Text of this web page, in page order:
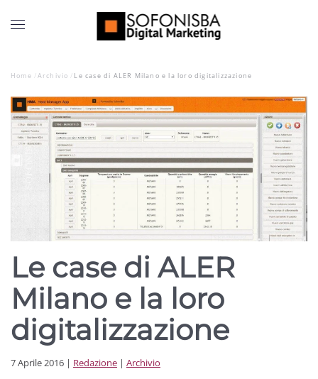
Home Archivio Le case di ALER Milano e la loro digitalizzazione
Le case di ALER
Milano e la loro
digitalizzazione
7 Aprile 2016 | Redazione | Archivio